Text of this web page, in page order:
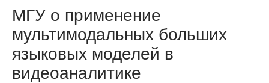
МГУ о применение
мультимодальных больших
языковых моделей в
видеоаналитике